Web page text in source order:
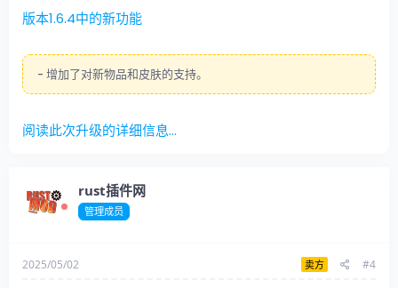
点击展开...
版本1.6.4中的新功能
- 增加了对新物品和皮肤的支持。
阅读此次升级的详细信息...
rust插件网
管理成员
2025/05/02 卖方 #4